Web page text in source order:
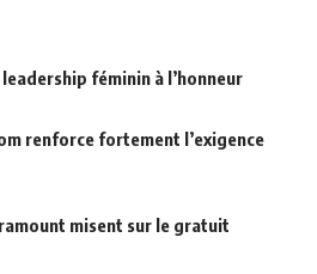
féminin à l’honneur
renforce fortement l’exigence
misent sur le gratuit